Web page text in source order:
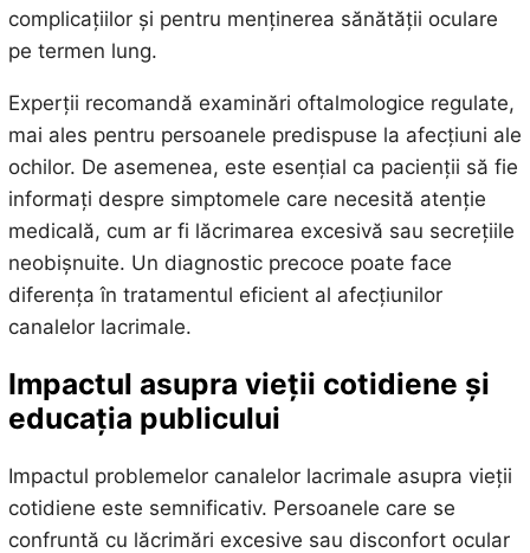
complicațiilor și pentru menținerea sănătății oculare
pe termen lung.
Experții recomandă examinări oftalmologice regulate,
mai ales pentru persoanele predispuse la afecțiuni ale
ochilor. De asemenea, este esențial ca pacienții să fie
informați despre simptomele care necesită atenție
medicală, cum ar fi lăcrimarea excesivă sau secrețiile
neobișnuite. Un diagnostic precoce poate face
diferența în tratamentul eficient al afecțiunilor
canalelor lacrimale.
Impactul asupra vieții cotidiene și
educația publicului
Impactul problemelor canalelor lacrimale asupra vieții
cotidiene este semnificativ. Persoanele care se
confruntă cu lăcrimări excesive sau disconfort ocular